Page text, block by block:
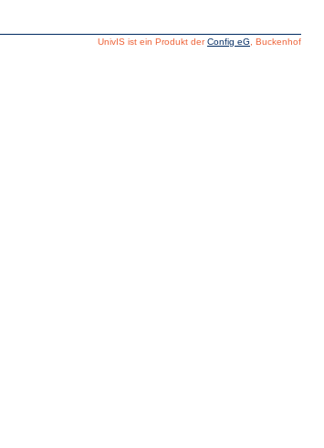
UnivIS ist ein Produkt derConfig eG , Buckenhof